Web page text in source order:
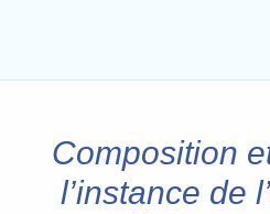
Composition
l’instance de